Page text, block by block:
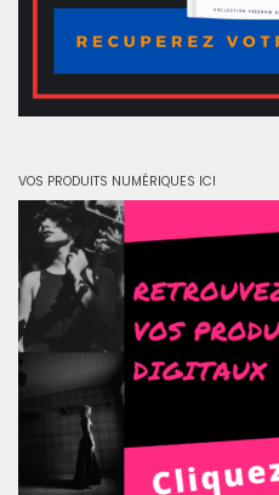
VOS PRODUITS NUMÉRIQUES ICI